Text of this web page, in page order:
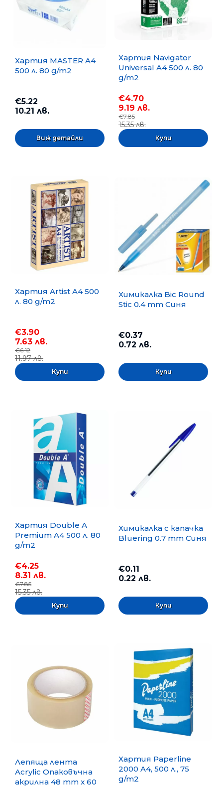
Хартия MASTER A4
500 л. 80 g/m2
€5.22
10.21 лв.
Виж детайли
Хартия Navigator
Universal A4 500 л. 80
g/m2
€4.70
9.19 лв.
€7.85
15.35 лв.
Хартия Artist A4 500
л. 80 g/m2
€3.90
7.63 лв.
€6.12
11.97 лв.
Химикалка Bic Round
Stic 0.4 mm Синя
€0.37
0.72 лв.
Хартия Double A
Premium A4 500 л. 80
g/m2
€4.25
8.31 лв.
€7.85
15.35 лв.
Химикалка с капачка
Bluering 0.7 mm Синя
€0.11
0.22 лв.
Лепяща лента
Acrylic Опаковъчна
акрилна 48 mm x 60
Хартия Paperline
2000 A4, 500 л., 75
g/m2